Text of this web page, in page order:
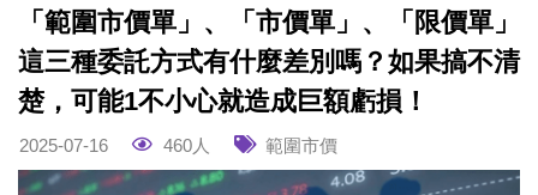
「範圍市價單」、「市價單」、「限價單」
這三種委託方式有什麼差別嗎？如果搞不清
楚，可能1不小心就造成巨額虧損！
2025-07-16 460人 範圍市價